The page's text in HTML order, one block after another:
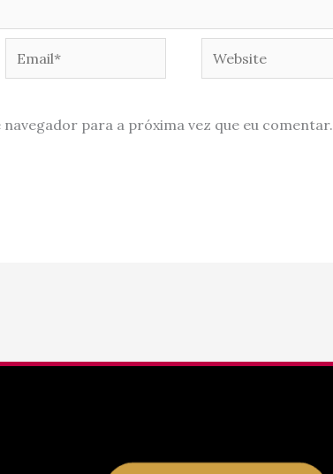
Website
navegador para a próxima vez que eu comentar.